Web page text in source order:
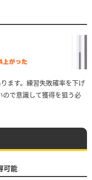
ます。練習失敗確率を下げ
ので意識して獲得を狙う必
可能